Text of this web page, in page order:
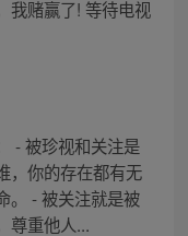
我赌赢了! 等待电视
- 被珍视和关注是
，你的存在都有无
。 - 被关注就是被
尊重他人...